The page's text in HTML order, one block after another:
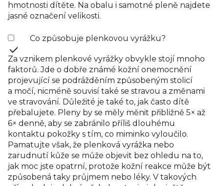
hmotnosti dítěte. Na obalu i samotné pleně najdete
jasné označení velikosti.
Co způsobuje plenkovou vyrážku?
Za vznikem plenkové vyrážky obvykle stojí mnoho
faktorů. Jde o dobře známé kožní onemocnění
projevující se podrážděním způsobeným stolicí
a močí, nicméně souvisí také se stravou a změnami
ve stravování. Důležité je také to, jak často dítě
přebalujete. Pleny by se měly měnit přibližně 5× až
6× denně, aby se zabránilo příliš dlouhému
kontaktu pokožky s tím, co miminko vyloučilo.
Pamatujte však, že plenková vyrážka nebo
zarudnutí kůže se může objevit bez ohledu na to,
jak moc jste opatrní, protože kožní reakce může být
způsobená taky průjmem nebo léky. V takových